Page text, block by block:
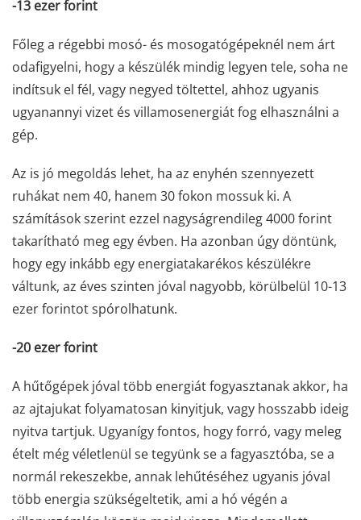
-13 ezer forint
Főleg a régebbi mosó- és mosogatógépeknél nem árt
odafigyelni, hogy a készülék mindig legyen tele, soha ne
indítsuk el fél, vagy negyed töltettel, ahhoz ugyanis
ugyanannyi vizet és villamosenergiát fog elhasználni a
gép.
Az is jó megoldás lehet, ha az enyhén szennyezett
ruhákat nem 40, hanem 30 fokon mossuk ki. A
számítások szerint ezzel nagyságrendileg 4000 forint
takarítható meg egy évben. Ha azonban úgy döntünk,
hogy egy inkább egy energiatakarékos készülékre
váltunk, az éves szinten jóval nagyobb, körülbelül 10-13
ezer forintot spórolhatunk.
-20 ezer forint
A hűtőgépek jóval több energiát fogyasztanak akkor, ha
az ajtajukat folyamatosan kinyitjuk, vagy hosszabb ideig
nyitva tartjuk. Ugyanígy fontos, hogy forró, vagy meleg
ételt még véletlenül se tegyünk se a fagyasztóba, se a
normál rekeszekbe, annak lehűtéséhez ugyanis jóval
több energia szükségeltetik, ami a hó végén a